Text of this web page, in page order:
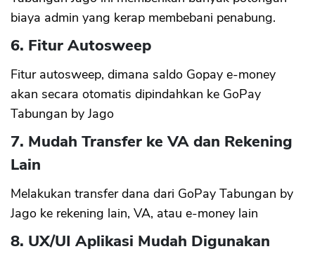
biaya admin yang kerap membebani penabung.
6. Fitur Autosweep
Fitur autosweep, dimana saldo Gopay e-money
akan secara otomatis dipindahkan ke GoPay
Tabungan by Jago
7. Mudah Transfer ke VA dan Rekening
Lain
Melakukan transfer dana dari GoPay Tabungan by
Jago ke rekening lain, VA, atau e-money lain
8. UX/UI Aplikasi Mudah Digunakan